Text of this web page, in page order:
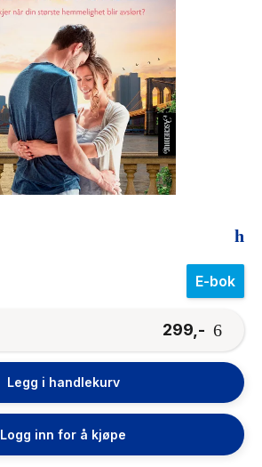
E-bok
299,-
Legg i handlekurv
Logg inn for å kjøpe